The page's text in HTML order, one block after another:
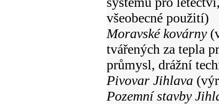
všeobecné použití)
Moravské kovárny
tvářených za tepla
průmysl, drážní
Pivovar Jihlava
Pozemní stavby